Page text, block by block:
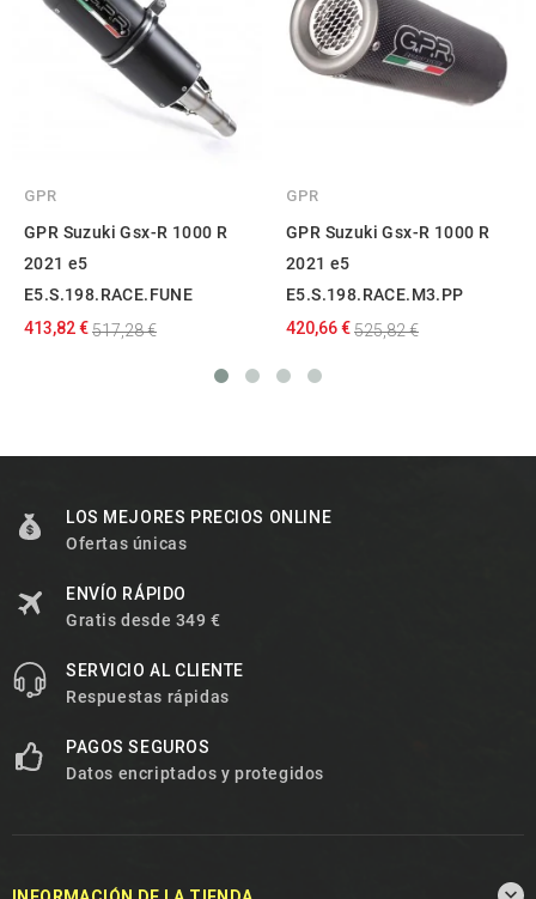
GPR
GPR Suzuki Gsx-R 1000 R
2021 e5
E5.S.198.RACE.FUNE
413,82 €517,28 €
GPR
GPR Suzuki Gsx-R 1000 R
2021 e5
E5.S.198.RACE.M3.PP
420,66 €525,82 €
LOS MEJORES PRECIOS ONLINE
Ofertas únicas
ENVÍO RÁPIDO
Gratis desde 349 €
SERVICIO AL CLIENTE
Respuestas rápidas
PAGOS SEGUROS
Datos encriptados y protegidos